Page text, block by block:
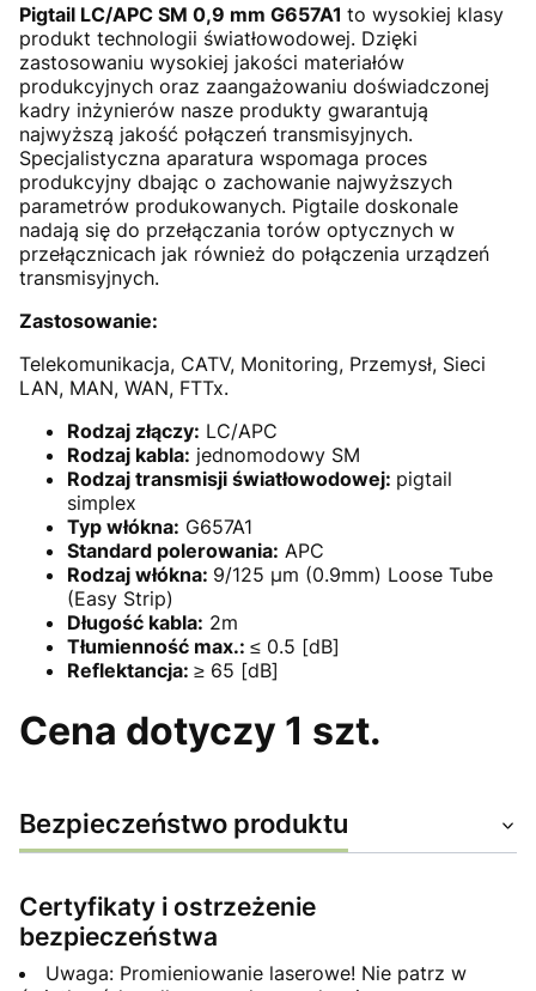
Pigtail LC/APC SM 0,9 mm G657A1 to wysokiej klasy
produkt technologii światłowodowej. Dzięki
zastosowaniu wysokiej jakości materiałów
produkcyjnych oraz zaangażowaniu doświadczonej
kadry inżynierów nasze produkty gwarantują
najwyższą jakość połączeń transmisyjnych.
Specjalistyczna aparatura wspomaga proces
produkcyjny dbając o zachowanie najwyższych
parametrów produkowanych. Pigtaile doskonale
nadają się do przełączania torów optycznych w
przełącznicach jak również do połączenia urządzeń
transmisyjnych.
Zastosowanie:
Telekomunikacja, CATV, Monitoring, Przemysł, Sieci
LAN, MAN, WAN, FTTx.
Rodzaj złączy: LC/APC
Rodzaj kabla: jednomodowy SM
Rodzaj transmisji światłowodowej: pigtail
simplex
Typ włókna: G657A1
Standard polerowania: APC
Rodzaj włókna: 9/125 µm (0.9mm) Loose Tube
(Easy Strip)
Długość kabla: 2m
Tłumienność max.: ≤ 0.5 [dB]
Reflektancja: ≥ 65 [dB]
Cena dotyczy 1 szt.
Bezpieczeństwo produktu
Certyfikaty i ostrzeżenie
bezpieczeństwa
Uwaga: Promieniowanie laserowe! Nie patrz w